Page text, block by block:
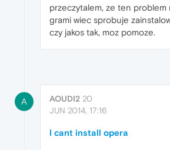
przeczytalem, ze ten problem
grami wiec sprobuje
czy jakos tak, moz pomoze.
A AOUDI2 20
JUN 2014, 17:16
I cant install opera